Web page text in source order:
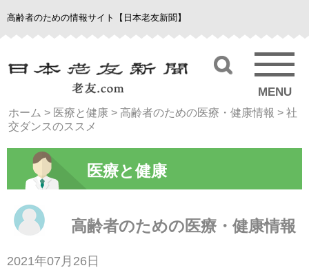
高齢者のための情報サイト【日本老友新聞】
MENU
ホーム > 医療と健康 > 高齢者のための医療・健康情報 > 社
交ダンスのススメ
医療と健康
高齢者のための医療・健康情報
2021年07月26日